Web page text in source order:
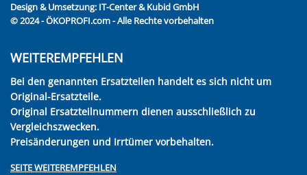
Design & Umsetzung: IT-Center & Kubid GmbH
© 2024 - ÖKOPROFI.com - Alle Rechte vorbehalten
WEITEREMPFEHLEN
Bei den genannten Ersatzteilen handelt es sich nicht um
Original-Ersatzteile.
Original Ersatzteilnummern dienen ausschließlich zu
Vergleichszwecken.
Preisänderungen und Irrtümer vorbehalten.
SEITE WEITEREMPFEHLEN